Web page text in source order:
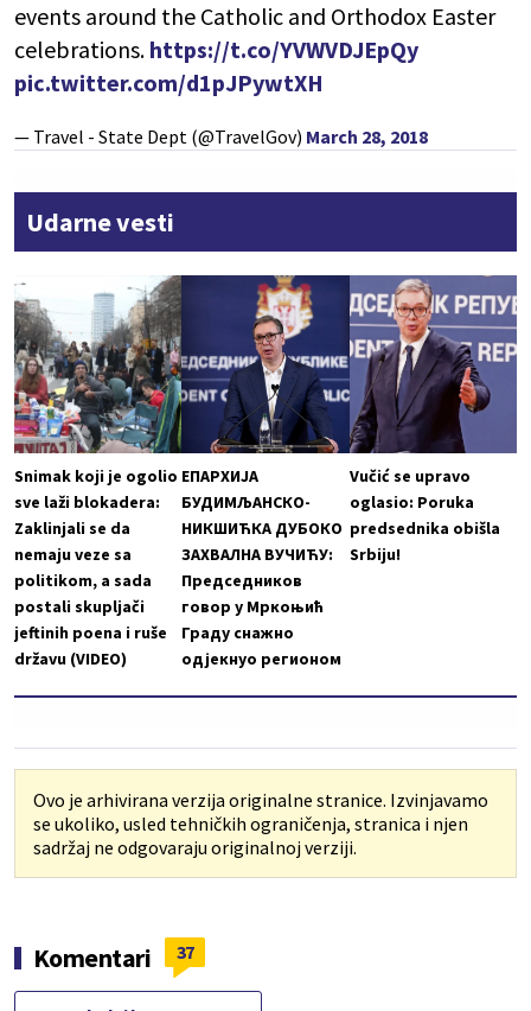
events around the Catholic and Orthodox Easter
celebrations. https://t.co/YVWVDJEpQy
pic.twitter.com/d1pJPywtXH
— Travel - State Dept (@TravelGov) March 28, 2018
Udarne vesti
Snimak koji je ogolio
sve laži blokadera:
Zaklinjali se da
nemaju veze sa
politikom, a sada
postali skupljači
jeftinih poena i ruše
državu (VIDEO)
ЕПАРХИЈА
БУДИМЉАНСКО-
НИКШИЋКА ДУБОКО
ЗАХВАЛНА ВУЧИЋУ:
Председников
говор у Мркоњић
Граду снажно
одјекнуо регионом
Vučić se upravo
oglasio: Poruka
predsednika obišla
Srbiju!
Ovo je arhivirana verzija originalne stranice. Izvinjavamo
se ukoliko, usled tehničkih ograničenja, stranica i njen
sadržaj ne odgovaraju originalnoj verziji.
Komentari 37